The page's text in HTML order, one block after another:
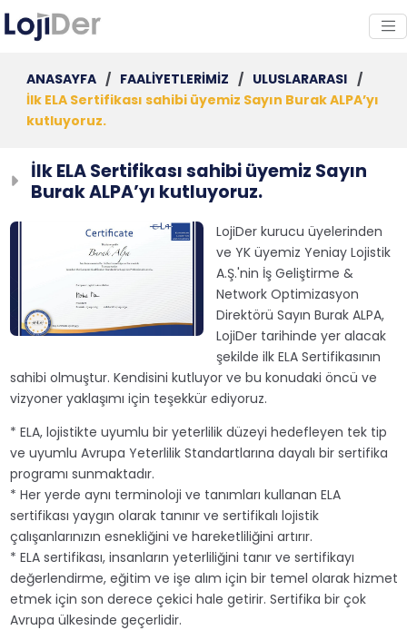
ANASAYFA / FAALİYETLERİMİZ / ULUSLARARASI
/
İlk ELA Sertifikası sahibi üyemiz Sayın Burak ALPA’yı
kutluyoruz.
İlk ELA Sertifikası sahibi üyemiz Sayın
Burak ALPA’yı kutluyoruz.
LojiDer kurucu üyelerinden
ve YK üyemiz Yeniay Lojistik
A.Ş.'nin İş Geliştirme &
Network Optimizasyon
Direktörü Sayın Burak ALPA,
LojiDer tarihinde yer alacak
şekilde ilk ELA Sertifikasının
sahibi olmuştur. Kendisini kutluyor ve bu konudaki öncü ve
vizyoner yaklaşımı için teşekkür ediyoruz.
* ELA, lojistikte uyumlu bir yeterlilik düzeyi hedefleyen tek tip
ve uyumlu Avrupa Yeterlilik Standartlarına dayalı bir sertifika
programı sunmaktadır.
* Her yerde aynı terminoloji ve tanımları kullanan ELA
sertifikası yaygın olarak tanınır ve sertifikalı lojistik
çalışanlarınızın esnekliğini ve hareketliliğini artırır.
* ELA sertifikası, insanların yeterliliğini tanır ve sertifikayı
değerlendirme, eğitim ve işe alım için bir temel olarak hizmet
etmek için son derece çekici hale getirir. Sertifika bir çok
Avrupa ülkesinde geçerlidir.